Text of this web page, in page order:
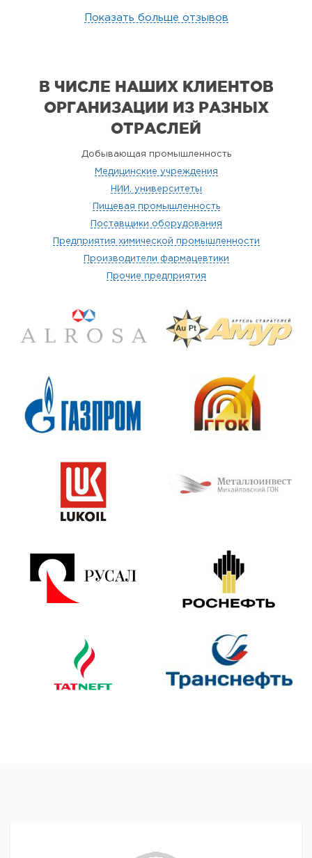
Показать больше отзывов
В ЧИСЛЕ НАШИХ КЛИЕНТОВ
ОРГАНИЗАЦИИ ИЗ РАЗНЫХ
ОТРАСЛЕЙ
Добывающая промышленность
Медицинские учреждения
НИИ, университеты
Пищевая промышленность
Поставщики оборудования
Предприятия химической промышленности
Производители фармацевтики
Прочие предприятия